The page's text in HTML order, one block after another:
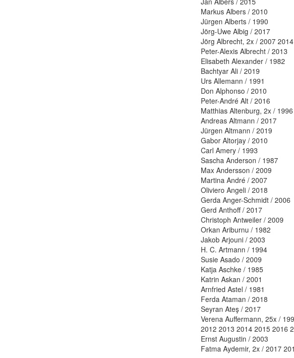
Markus Albers / 2010
Jürgen Alberts / 1990
Jörg-Uwe Albig / 2017
Jörg Albrecht, 2x / 2007 2014
Peter-Alexis Albrecht / 2013
Elisabeth Alexander / 1982
Bachtyar Ali / 2019
Urs Allemann / 1991
Don Alphonso / 2010
Peter-André Alt / 2016
Matthias Altenburg, 2x /
Andreas Altmann / 2017
Jürgen Altmann / 2019
Gabor Altorjay / 2010
Carl Amery / 1993
Sascha Anderson / 1987
Max Andersson / 2009
Martina André / 2007
Oliviero Angeli / 2018
Gerda Anger-Schmidt / 2006
Gerd Anthoff / 2017
Christoph Antweiler / 2009
Orkan Ariburnu / 1982
Jakob Arjouni / 2003
H. C. Artmann / 1994
Susie Asado / 2009
Katja Aschke / 1985
Katrin Askan / 2001
Arnfried Astel / 1981
Ferda Ataman / 2018
Seyran Ateş / 2017
Verena Auffermann, 25x /
2012 2013 2014 2015 2016
Ernst Augustin / 2003
Fatma Aydemir, 2x / 2017